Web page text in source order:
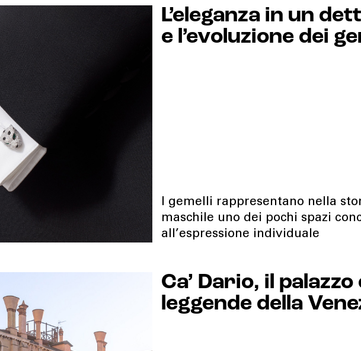
L’eleganza in un
e l’evoluzione dei
I gemelli rappresentano nella
maschile uno dei pochi spazi
all’espressione individuale
Ca’ Dario, il
leggende della